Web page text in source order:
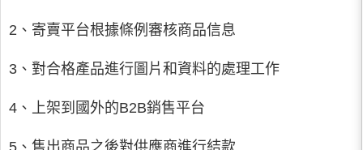
2、寄賣平台根據條例審核商品信息
3、對合格產品進行圖片和資料的處理工作
4、上架到國外的B2B銷售平台
5、售出商品之後對供應商進行結款